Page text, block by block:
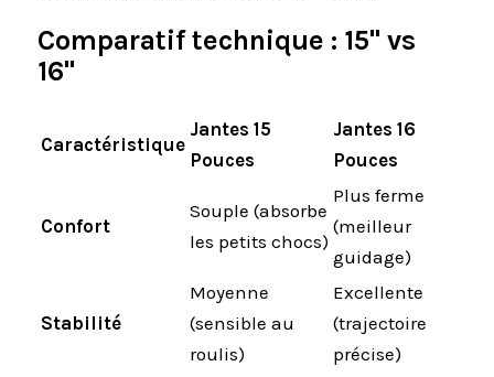
Comparatif technique : 15" vs
16"
Caractéristique
Jantes 15
Pouces
Jantes 16
Pouces
Confort
Souple (absorbe
les petits chocs)
Plus ferme
(meilleur
guidage)
Stabilité
Moyenne
(sensible au
roulis)
Excellente
(trajectoire
précise)